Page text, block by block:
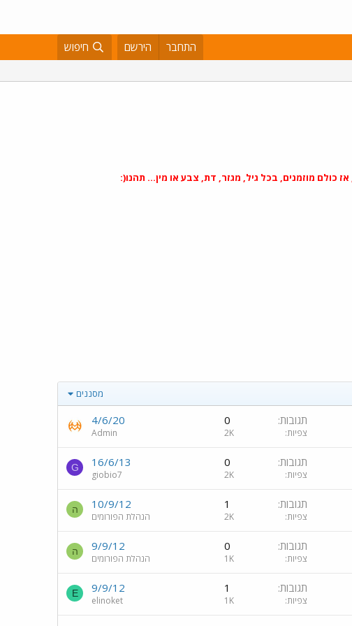
התחבר הירשם חיפוש
כולם מוזמנים, בכל גיל, מגזר, דת, צבע או מין... תהנו(:
מסננים
תגובות 0
צפיות 2K
4/6/20
Admin
תגובות 0
צפיות 2K
16/6/13
giobio7
G
תגובות 1
צפיות 2K
10/9/12
הנהלת הפורומים
ה
תגובות 0
צפיות 1K
9/9/12
הנהלת הפורומים
ה
תגובות 1
צפיות 1K
9/9/12
elinoket
E